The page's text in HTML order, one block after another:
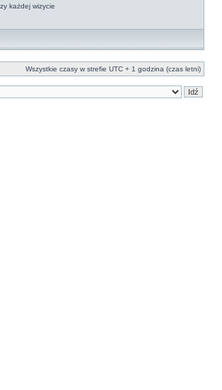
każdej wizycie
Wszystkie czasy w strefie UTC + 1 godzina (czas letni)